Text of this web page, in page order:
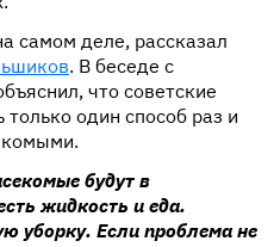
самом деле, рассказал
. В беседе с
что советские
один способ раз и
будут в
жидкость и еда.
уборку. Если проблема не